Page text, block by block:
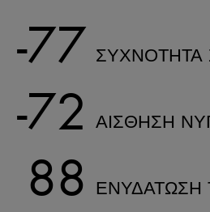
-77 ΣΥΧΝΟΤΗΤΑ
-72 ΑΙΣΘΗΣΗ
88 ΕΝΥΔΑΤΩΣΗ